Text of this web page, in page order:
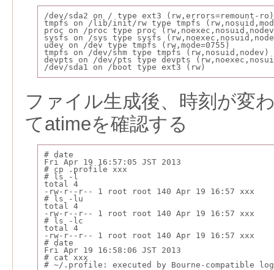
/dev/sda2 on / type ext3 (rw,errors=remount-ro)
tmpfs on /lib/init/rw type tmpfs
proc on /proc type proc
sysfs on /sys type sysfs
udev on /dev type tmpfs (rw,mode=0755)
tmpfs on /dev/shm type tmpfs (rw,nosuid,nodev)
devpts on /dev/pts type devpts
/dev/sda1 on /boot type ext3 (rw)
ファイル生成後、時刻が変
てatimeを確認する
# date
Fri Apr 19 16:57:05 JST 2013
# cp .profile xxx
# ls -l
total 4
-rw-r--r-- 1 root root 140 Apr 19 16:57 xxx
# ls -lu
total 4
-rw-r--r-- 1 root root 140 Apr 19 16:57 xxx
# ls -lc
total 4
-rw-r--r-- 1 root root 140 Apr 19 16:57 xxx
# date
Fri Apr 19 16:58:06 JST 2013
# cat xxx
# ~/.profile: executed by Bourne-compatible